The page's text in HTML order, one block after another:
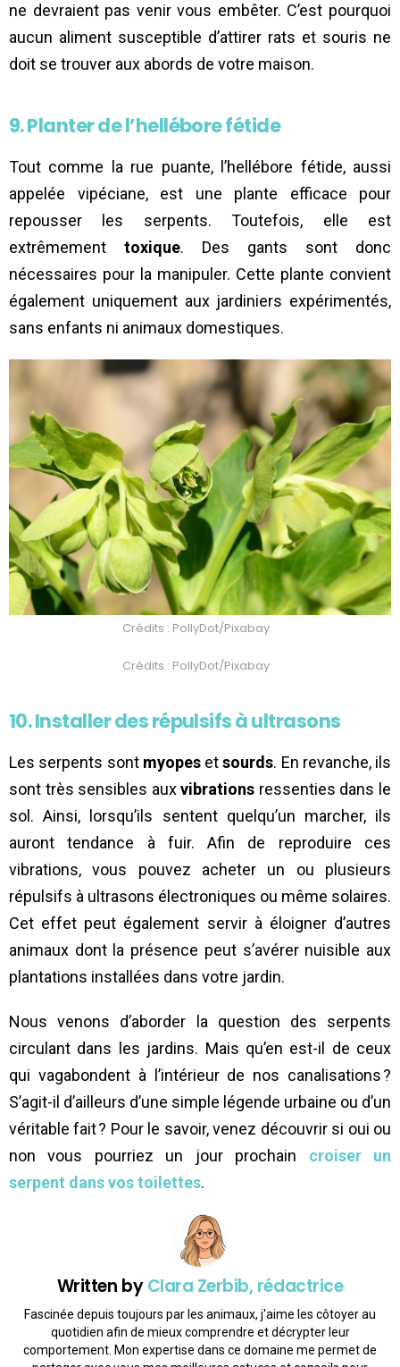
ne devraient pas venir vous embêter. C’est pourquoi
aucun aliment susceptible d’attirer rats et souris ne
doit se trouver aux abords de votre maison.
9. Planter de l’hellébore fétide
Tout comme la rue puante, l’hellébore fétide, aussi
appelée vipéciane, est une plante efficace pour
repousser les serpents. Toutefois, elle est
extrêmement toxique. Des gants sont donc
nécessaires pour la manipuler. Cette plante convient
également uniquement aux jardiniers expérimentés,
sans enfants ni animaux domestiques.
Crédits : PollyDot/Pixabay
Crédits : PollyDot/Pixabay
10. Installer des répulsifs à ultrasons
Les serpents sont myopesetsourds. En revanche, ils
sont très sensibles auxvibrations ressenties dans le
sol. Ainsi, lorsqu’ils sentent quelqu’un marcher, ils
auront tendance à fuir. Afin de reproduire ces
vibrations, vous pouvez acheter un ou plusieurs
répulsifs à ultrasons électroniques ou même solaires.
Cet effet peut également servir à éloigner d’autres
animaux dont la présence peut s’avérer nuisible aux
plantations installées dans votre jardin.
Nous venons d’aborder la question des serpents
circulant dans les jardins. Mais qu’en est-il de ceux
qui vagabondent à l’intérieur de nos canalisations ?
S’agit-il d’ailleurs d’une simple légende urbaine ou d’un
véritable fait ? Pour le savoir, venez découvrir si oui ou
non vous pourriez un jour prochain croiser un
serpent dans vos toilettes.
Written byClara Zerbib, rédactrice
Fascinée depuis toujours par les animaux, j'aime les côtoyer au
quotidien afin de mieux comprendre et décrypter leur
comportement. Mon expertise dans ce domaine me permet de